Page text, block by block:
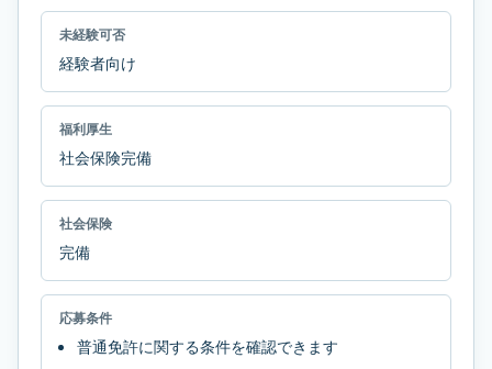
未経験可否
経験者向け
福利厚生
社会保険完備
社会保険
完備
応募条件
普通免許に関する条件を確認できます